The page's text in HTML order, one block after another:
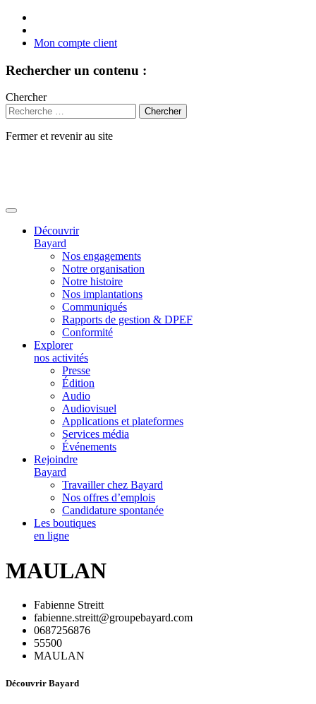
Mon compte client
Rechercher un contenu :
Chercher
Fermer et revenir au site
Découvrir
Bayard
Nos engagements
Notre organisation
Notre histoire
Nos implantations
Communiqués
Rapports de gestion & DPEF
Conformité
Explorer
nos activités
Presse
Édition
Audio
Audiovisuel
Applications et plateformes
Services média
Événements
Rejoindre
Bayard
Travailler chez Bayard
Nos offres d’emplois
Candidature spontanée
Les boutiques
en ligne
MAULAN
Fabienne Streitt
fabienne.streitt@groupebayard.com
0687256876
55500
MAULAN
Découvrir Bayard